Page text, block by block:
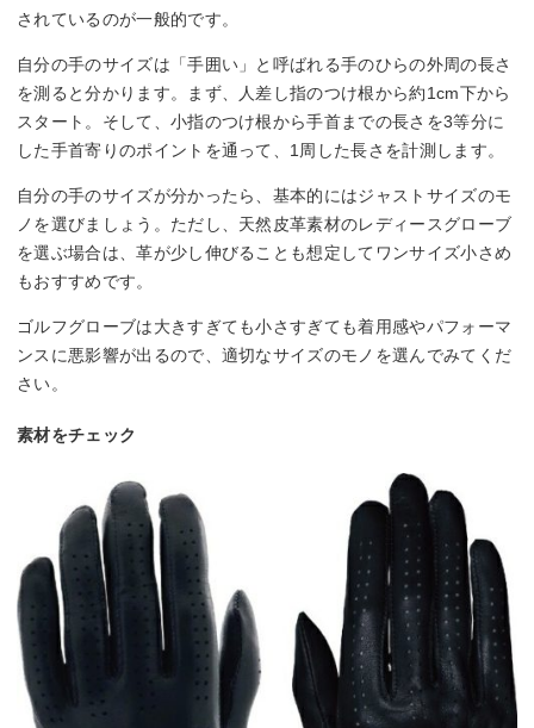
されているのが一般的です。
自分の手のサイズは「手囲い」と呼ばれる手のひらの外周の長さ
を測ると分かります。まず、人差し指のつけ根から約1cm下から
スタート。そして、小指のつけ根から手首までの長さを3等分に
した手首寄りのポイントを通って、1周した長さを計測します。
自分の手のサイズが分かったら、基本的にはジャストサイズのモ
ノを選びましょう。ただし、天然皮革素材のレディースグローブ
を選ぶ場合は、革が少し伸びることも想定してワンサイズ小さめ
もおすすめです。
ゴルフグローブは大きすぎても小さすぎても着用感やパフォーマ
ンスに悪影響が出るので、適切なサイズのモノを選んでみてくだ
さい。
素材をチェック